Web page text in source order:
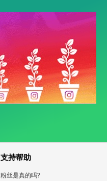
支持帮助
粉丝是真的吗?